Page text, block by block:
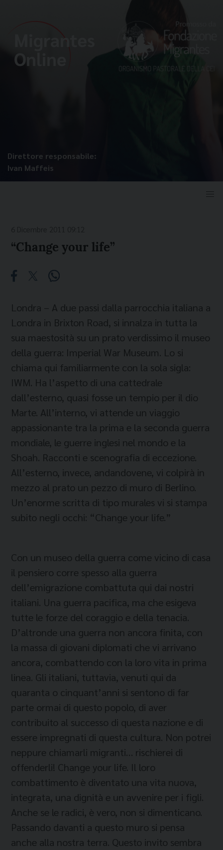
Direttore responsabile:
Ivan Maffeis
“Change your life”
Londra – A due passi dalla parrocchia italiana a
Londra in Brixton Road, si innalza in tutta la
sua maestosità su un prato verdissimo il museo
della guerra: Imperial War Museum. Lo si
chiama qui familiarmente con la sola sigla:
IWM. Ha l’aspetto di una cattedrale
dall’esterno, quasi fosse un tempio per il dio
Marte. All’interno, vi attende un viaggio
appassionante tra la prima e la seconda guerra
mondiale, le guerre inglesi nel mondo e la
Shoah. Racconti e scenografia di eccezione.
All’esterno, invece, andandovene, vi colpirà in
mezzo al prato un pezzo di muro di Berlino.
Un’enorme scritta di tipo murales vi si stampa
subito negli occhi: “Change your life.”
Con un museo della guerra come vicino di casa
il pensiero corre spesso alla guerra
dell’emigrazione combattuta qui dai nostri
italiani. Una guerra pacifica, ma che esigeva
tutte le forze del coraggio e della tenacia.
D’altronde una guerra non ancora finita, con
la massa di giovani diplomati che vi arrivano
ancora, combattendo con la loro vita in prima
linea. Gli italiani, tuttavia, venuti qui da
quaranta o cinquant’anni si sentono di far
parte ormai di questo popolo, di aver
contribuito al successo di questa nazione e di
essere impregnati di questa cultura. Non potrei
neppure chiamarli migranti… rischierei di
offenderli! Change your life. Il loro
combattimento è diventato una vita nuova,
integrata, una dignità e un avvenire per i figli.
Anche se le radici, è vero, non si dimenticano.
Passando davanti a questo muro si pensa
anche alla nostra terra. Questo invito sembra